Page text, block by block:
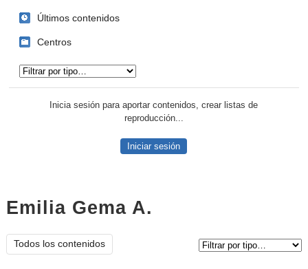
Últimos contenidos
Centros
Inicia sesión para aportar contenidos, crear listas de
reproducción...
Iniciar sesión
Emilia Gema A.
Todos los contenidos